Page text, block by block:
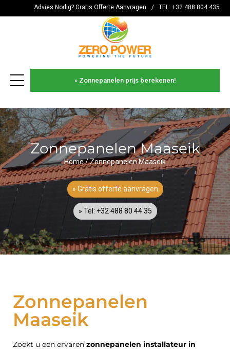
TEL: +32 488 804 435
/
Advies Nodig? Gratis Offerte Aanvragen
» Zonnepanelen prijs berekenen!
Zonnepanelen Maaseik
Home/Zonnepanelen Maaseik
» Gratis offerte aanvragen
» Tel: +32 488 80 44 35
Zonnepanelen
Maaseik
Zoekt u een ervaren zonnepanelen installateur in